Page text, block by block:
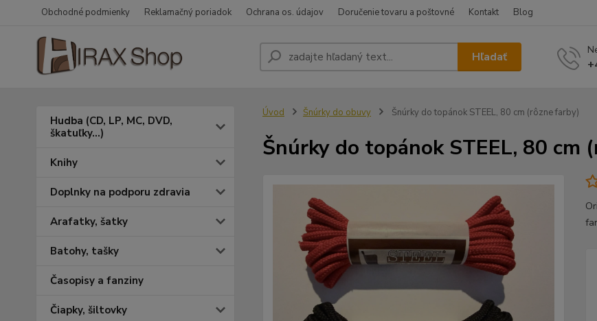
Obchodné podmienky Reklamačný poriadok Ochrana os. údajov Doručenie tovaru a poštovné Kontakt Blog
Hľadať
Hudba (CD, LP, MC, DVD,
škatuľky...)
Knihy
Doplnky na podporu zdravia
Arafatky, šatky
Batohy, tašky
Časopisy a fanziny
Čiapky, šiltovky
Úvod Šnúrky do obuvy Šnúrky do topánok STEEL, 80 cm (rôzne farby)
Šnúrky do topánok STEEL, 80 cm